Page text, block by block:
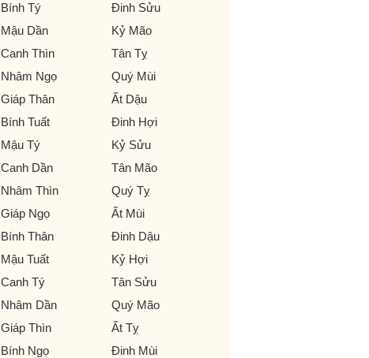
Bính Tý
Đinh Sửu
Mậu Dần
Kỷ Mão
Canh Thìn
Tân Tỵ
Nhâm Ngọ
Quý Mùi
Giáp Thân
Ất Dậu
Bính Tuất
Đinh Hợi
Mậu Tý
Kỷ Sửu
Canh Dần
Tân Mão
Nhâm Thìn
Quý Tỵ
Giáp Ngọ
Ất Mùi
Bính Thân
Đinh Dậu
Mậu Tuất
Kỷ Hợi
Canh Tý
Tân Sửu
Nhâm Dần
Quý Mão
Giáp Thìn
Ất Tỵ
Bính Ngọ
Đinh Mùi